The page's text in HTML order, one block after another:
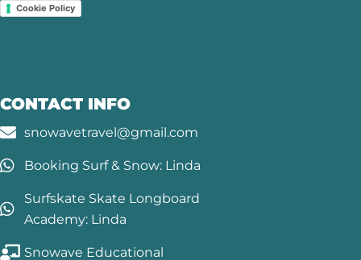
Cookie Policy
CONTACT INFO
snowavetravel@gmail.com
Booking Surf & Snow: Linda
Surfskate Skate Longboard
Academy: Linda
Snowave Educational